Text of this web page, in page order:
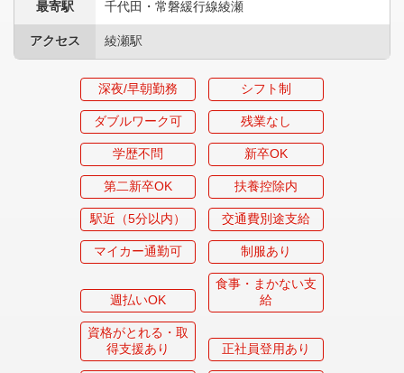
最寄駅 千代田・常磐緩行線綾瀬
アクセス 綾瀬駅
深夜/早朝勤務 シフト制
ダブルワーク可 残業なし
学歴不問 新卒OK
第二新卒OK 扶養控除内
駅近（5分以内） 交通費別途支給
マイカー通勤可 制服あり
週払いOK
食事・まかない支
給
資格がとれる・取
得支援あり
正社員登用あり